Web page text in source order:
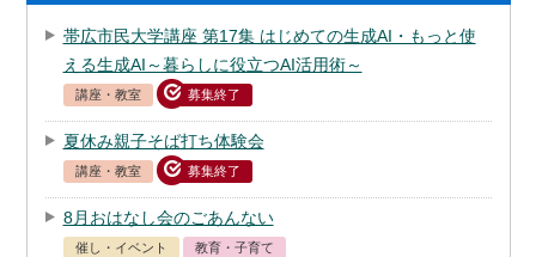
帯広市民大学講座 第17集 はじめての生成AI・もっと使
える生成AI～暮らしに役立つAI活用術～
講座・教室 募集終了
夏休み親子そば打ち体験会
講座・教室 募集終了
8月おはなし会のごあんない
催し・イベント 教育・子育て